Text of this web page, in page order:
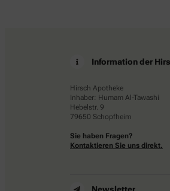
Information der
Hirsch Apotheke
Inhaber: Humam Al-Tawashi
Hebelstr. 9
79650 Schopfheim
Sie haben Fragen?
Kontaktieren Sie uns direkt.